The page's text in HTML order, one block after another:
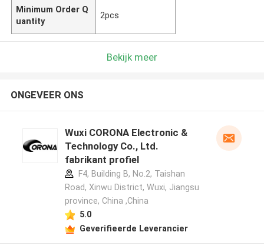
Minimum Order Q
uantity
2pcs
Bekijk meer
ONGEVEER ONS
Wuxi CORONA Electronic &
Technology Co., Ltd.
fabrikant profiel
F4, Building B, No.2, Taishan
Road, Xinwu District, Wuxi, Jiangsu
province, China ,China
5.0
Geverifieerde Leverancier